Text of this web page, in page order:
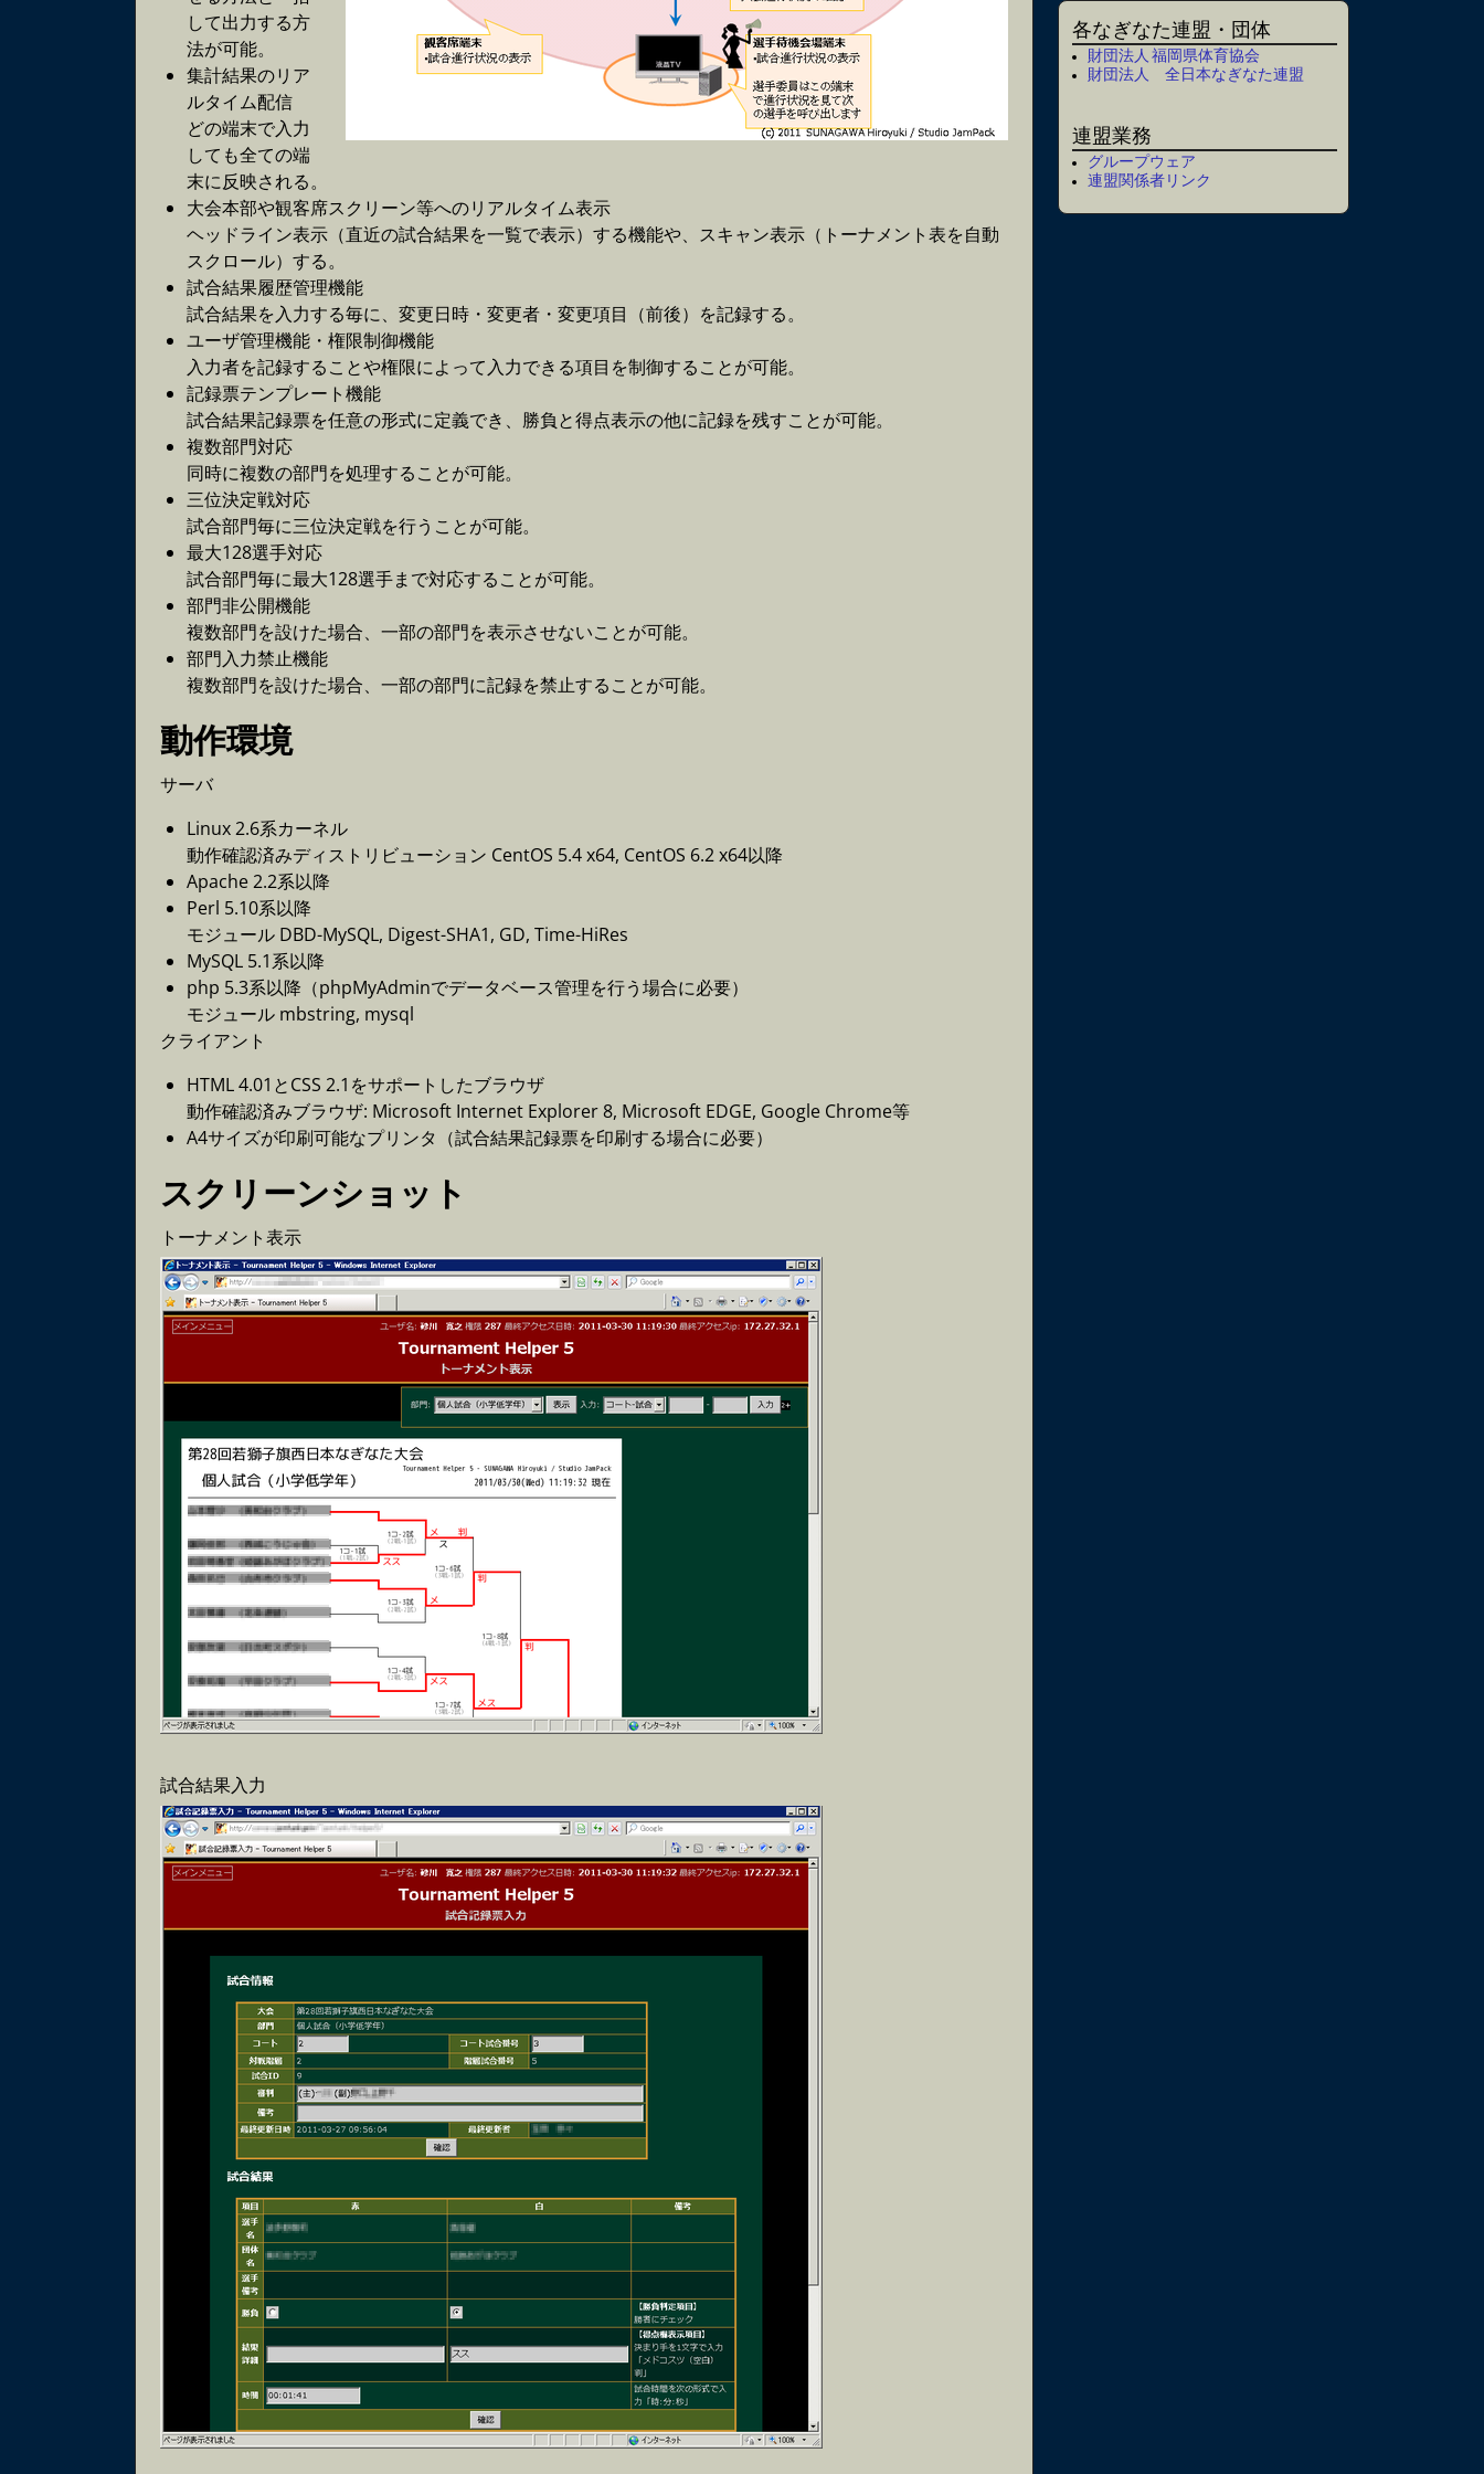
して出力する方
法が可能。
集計結果のリア
ルタイム配信
どの端末で入力
しても全ての端
末に反映される。
大会本部や観客席スクリーン等へのリアルタイム表示
ヘッドライン表示（直近の試合結果を一覧で表示）する機能や、スキャン表示（トーナメント表を自動
スクロール）する。
試合結果履歴管理機能
試合結果を入力する毎に、変更日時・変更者・変更項目（前後）を記録する。
ユーザ管理機能・権限制御機能
入力者を記録することや権限によって入力できる項目を制御することが可能。
記録票テンプレート機能
試合結果記録票を任意の形式に定義でき、勝負と得点表示の他に記録を残すことが可能。
複数部門対応
同時に複数の部門を処理することが可能。
三位決定戦対応
試合部門毎に三位決定戦を行うことが可能。
最大128選手対応
試合部門毎に最大128選手まで対応することが可能。
部門非公開機能
複数部門を設けた場合、一部の部門を表示させないことが可能。
部門入力禁止機能
複数部門を設けた場合、一部の部門に記録を禁止することが可能。
動作環境
サーバ
Linux 2.6系カーネル
動作確認済みディストリビューション CentOS 5.4 x64, CentOS 6.2 x64以降
Apache 2.2系以降
Perl 5.10系以降
モジュール DBD-MySQL, Digest-SHA1, GD, Time-HiRes
MySQL 5.1系以降
php 5.3系以降（phpMyAdminでデータベース管理を行う場合に必要）
モジュール mbstring, mysql
クライアント
HTML 4.01とCSS 2.1をサポートしたブラウザ
動作確認済みブラウザ: Microsoft Internet Explorer 8, Microsoft EDGE, Google Chrome等
A4サイズが印刷可能なプリンタ（試合結果記録票を印刷する場合に必要）
スクリーンショット
トーナメント表示
試合結果入力
各なぎなた連盟・団体
財団法人 福岡県体育協会
財団法人 全日本なぎなた連盟
連盟業務
グループウェア
連盟関係者リンク